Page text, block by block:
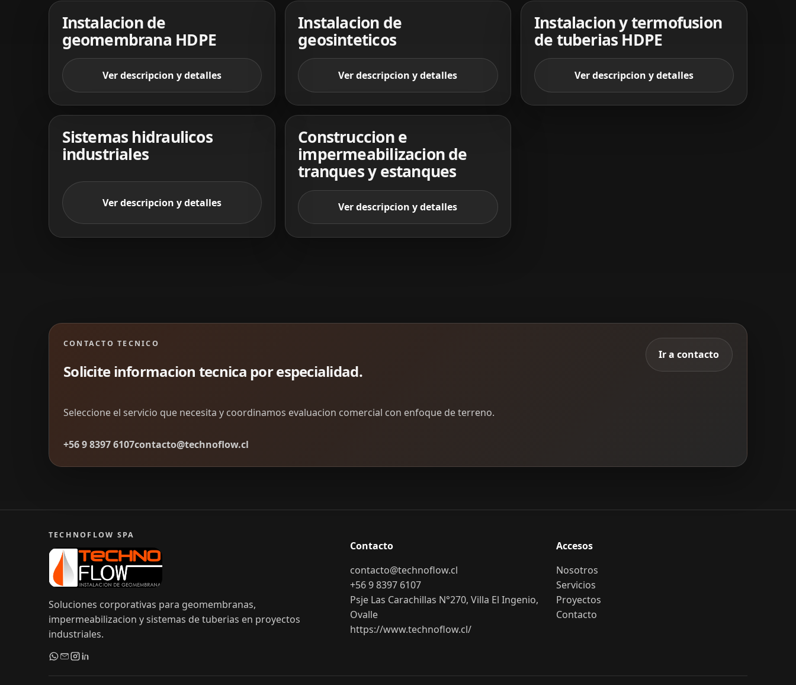
Instalacion de
geomembrana HDPE
Ver descripcion y detalles
Instalacion de
geosinteticos
Ver descripcion y detalles
Instalacion y termofusion
de tuberias HDPE
Ver descripcion y detalles
Sistemas hidraulicos
industriales
Ver descripcion y detalles
Construccion e
impermeabilizacion de
tranques y estanques
Ver descripcion y detalles
CONTACTO TECNICO
Solicite informacion tecnica por especialidad.
Seleccione el servicio que necesita y coordinamos evaluacion comercial con enfoque de terreno.
+56 9 8397 6107contacto@technoflow.cl
Ir a contacto
TECHNOFLOW SPA
Soluciones corporativas para geomembranas,
impermeabilizacion y sistemas de tuberias en proyectos
industriales.
Contacto
contacto@technoflow.cl
+56 9 8397 6107
Psje Las Carachillas N°270, Villa El Ingenio,
Ovalle
https://www.technoflow.cl/
Accesos
Nosotros
Servicios
Proyectos
Contacto